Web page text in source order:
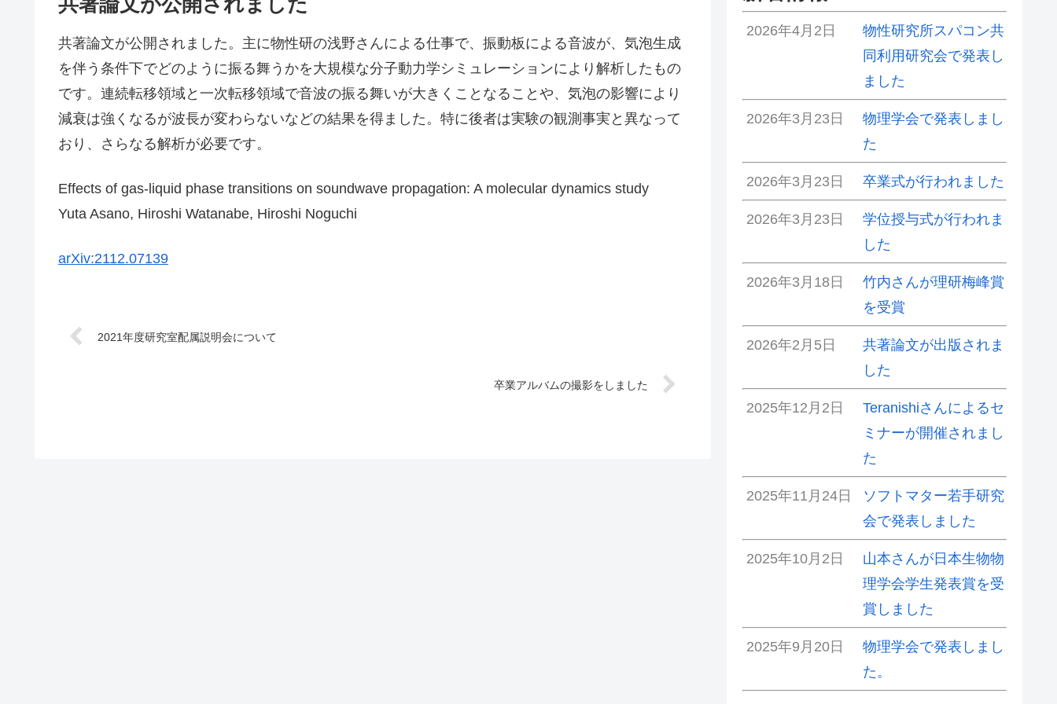
共著論文が公開されました。主に物性研の浅野さんによる仕事で、振動板による音波が、気泡生成
を伴う条件下でどのように振る舞うかを大規模な分子動力学シミュレーションにより解析したもの
です。連続転移領域と一次転移領域で音波の振る舞いが大きくことなることや、気泡の影響により
減衰は強くなるが波長が変わらないなどの結果を得ました。特に後者は実験の観測事実と異なって
おり、さらなる解析が必要です。
Effects of gas-liquid phase transitions on soundwave propagation: A molecular dynamics study
Yuta Asano, Hiroshi Watanabe, Hiroshi Noguchi
arXiv:2112.07139
2021年度研究室配属説明会について
卒業アルバムの撮影をしました
2026年4月2日
物性研究所スパコン共
同利用研究会で発表し
ました
2026年3月23日
物理学会で発表しまし
た
2026年3月23日 卒業式が行われました
2026年3月23日
学位授与式が行われま
した
2026年3月18日
竹内さんが理研梅峰賞
を受賞
2026年2月5日
共著論文が出版されま
した
2025年12月2日
Teranishiさんによるセ
ミナーが開催されまし
た
2025年11月24日
ソフトマター若手研究
会で発表しました
2025年10月2日
山本さんが日本生物物
理学会学生発表賞を受
賞しました
2025年9月20日
物理学会で発表しまし
た。